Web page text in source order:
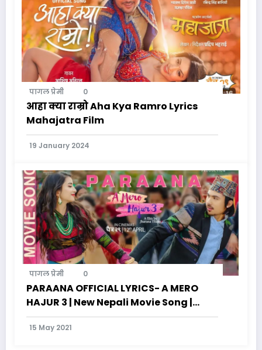
पागल प्रेमी 0
आहा क्या राम्रो Aha Kya Ramro Lyrics
Mahajatra Film
19 January 2024
पागल प्रेमी 0
PARAANA OFFICIAL LYRICS- A MERO
HAJUR 3 | New Nepali Movie Song |
Anmol KC, Suhana Thapa
15 May 2021